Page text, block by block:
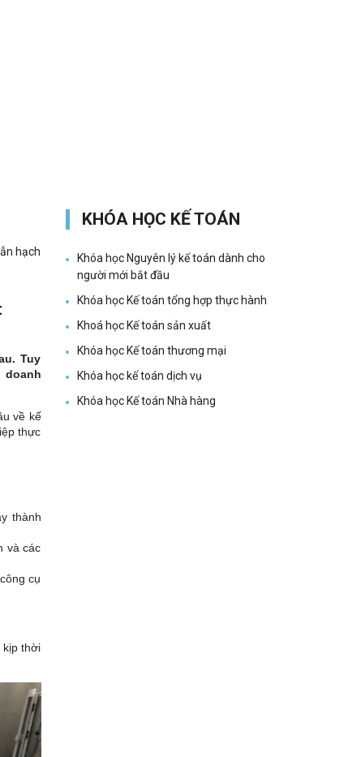
hạch
Tuy
doanh
về kế
thực
thành
và các
cụ
kịp thời
KHÓA HỌC KẾ TOÁN
Khóa học Nguyên lý kế toán dành cho
người mới bắt đầu
Khóa học Kế toán tổng hợp thực hành
Khoá học Kế toán sản xuất
Khóa học Kế toán thương mại
Khóa học kế toán dịch vụ
Khóa học Kế toán Nhà hàng